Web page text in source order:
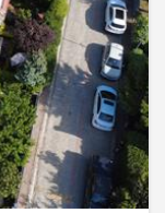
kişiye
doğum
ve
ibaret
sosyal,
tüm